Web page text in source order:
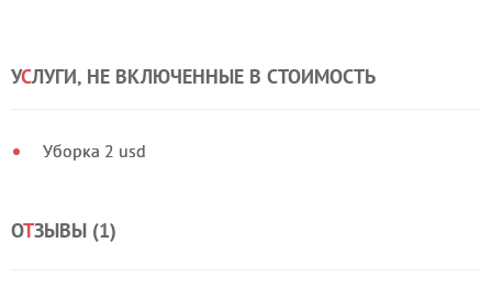
УСЛУГИ, НЕ ВКЛЮЧЕННЫЕ В СТОИМОСТЬ
Уборка 2 usd
ОТЗЫВЫ (1)